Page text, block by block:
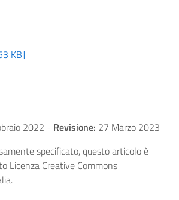
KB]
2022 - Revisione: 27 Marzo 2023
specificato, questo articolo è
Licenza Creative Commons